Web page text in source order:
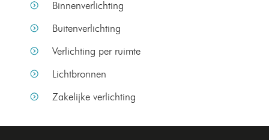
Binnenverlichting
Buitenverlichting
Verlichting per ruimte
Lichtbronnen
Zakelijke verlichting